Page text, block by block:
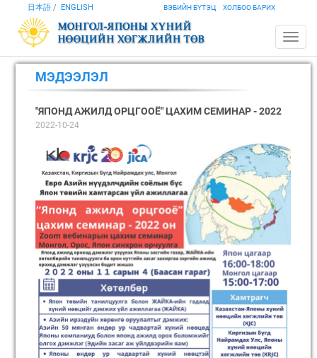
ВЭБИЙН БҮТЭЦ ХОЛБОО БАРИХ
日本語 ENGLISH
МЭДЭЭЛЭЛ
"ЯПОНД АЖИЛД ОРЦГООЁ" ЦАХИМ СЕМИНАР - 2022
2022-10-24